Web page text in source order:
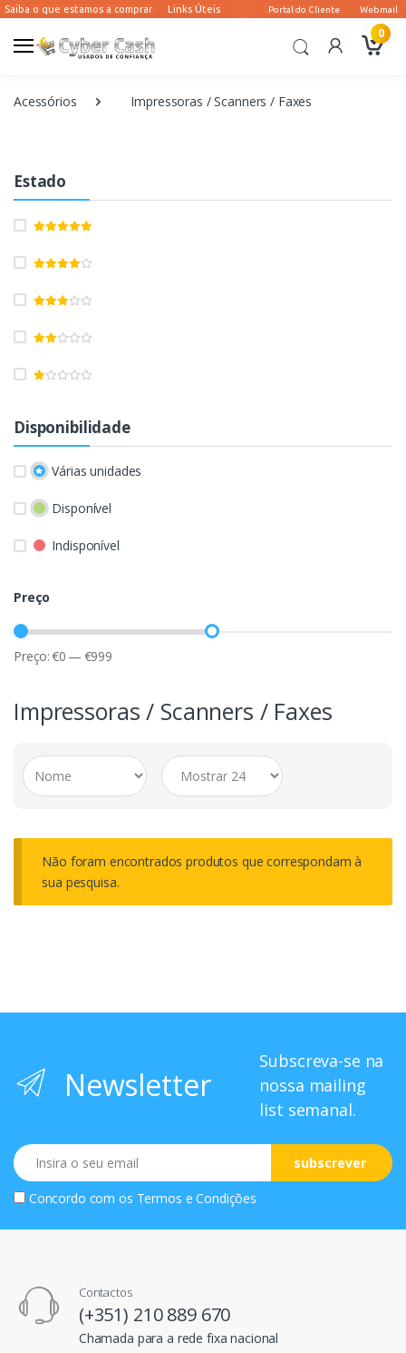
0
Acessórios Impressoras / Scanners / Faxes
Estado
Disponibilidade
Várias unidades
Disponível
Indisponível
Preço
Preço:€0 — €999
Impressoras / Scanners / Faxes
Não foram encontrados produtos que correspondam à
sua pesquisa.
Newsletter
Subscreva-se na
nossa mailing
list semanal.
Email
subscrever
Concordo com os Termos e Condições
Contactos
(+351) 210 889 670
Chamada para a rede fixa nacional